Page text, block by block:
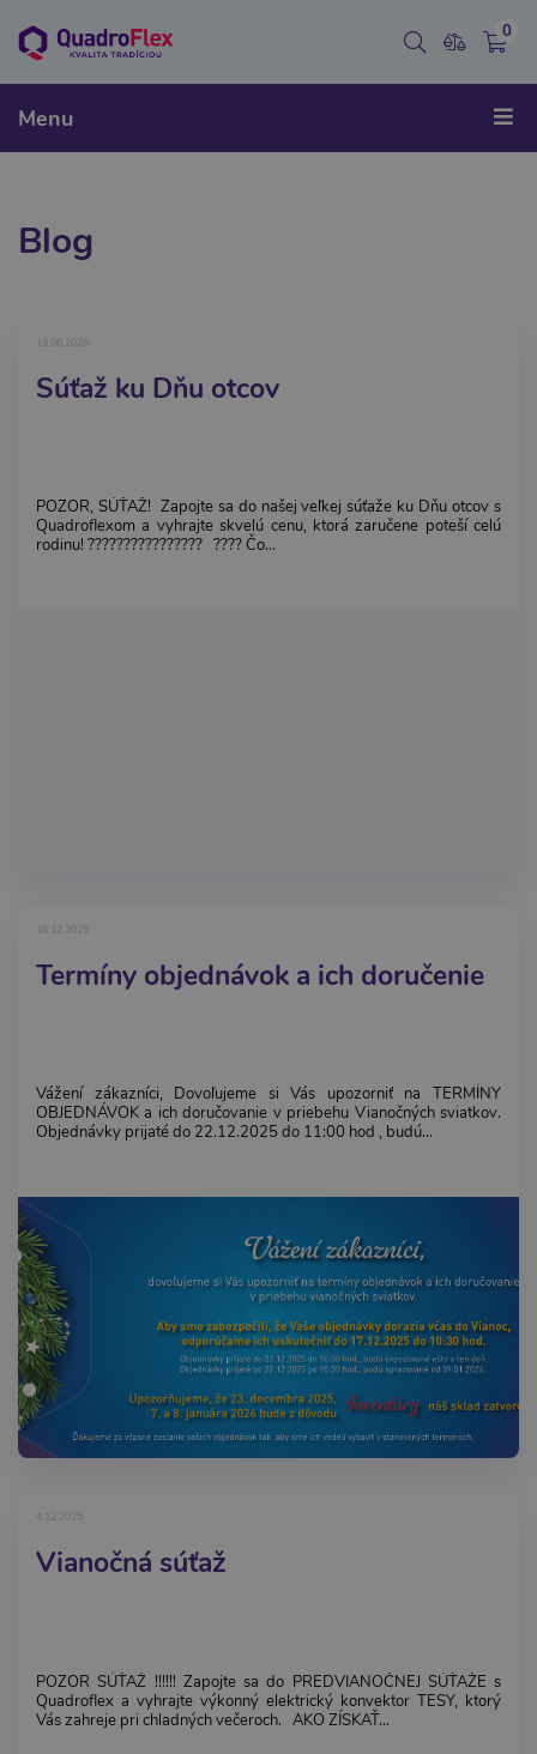
Menu
0
Blog
Súťaž ku Dňu otcov
POZOR, SÚŤAŽ! Zapojte sa do našej veľkej súťaže ku Dňu otcov s
Quadroflexom a vyhrajte skvelú cenu, ktorá zaručene poteší celú
rodinu! ????‍????‍????‍???? ???? Čo...
Termíny objednávok a ich doručenie
Vážení zákazníci, Dovoľujeme si Vás upozorniť na TERMÍNY
OBJEDNÁVOK a ich doručovanie v priebehu Vianočných sviatkov.
Objednávky prijaté do 22.12.2025 do 11:00 hod , budú...
Vianočná súťaž
POZOR SÚŤAŽ !!!!!! Zapojte sa do PREDVIANOČNEJ SÚŤAŽE s
Quadroflex a vyhrajte výkonný elektrický konvektor TESY, ktorý
Vás zahreje pri chladných večeroch. AKO ZÍSKAŤ...